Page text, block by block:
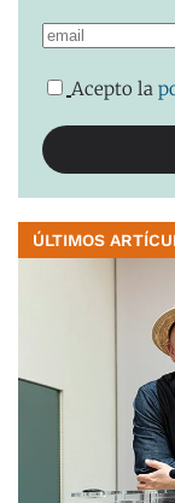
Acepto la
ÚLTIMOS